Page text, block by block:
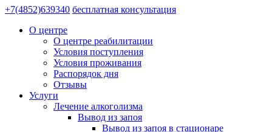
+7(4852)639340 бесплатная консультация
О центре
О центре реабилитации
Условия поступления
Условия проживания
Распорядок дня
Отзывы
Услуги
Лечение алкоголизма
Вывод из запоя
Вывод из запоя в стационаре